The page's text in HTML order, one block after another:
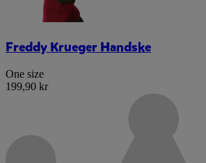
Freddy Krueger Handske
One size
199,90 kr